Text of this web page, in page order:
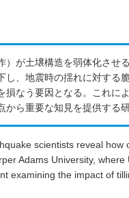
が土壌構造を弱体化させ
、地震時の揺れに対する
なう要因となる。これに
ら重要な知見を提供する研
Adams University,
examining the impact of